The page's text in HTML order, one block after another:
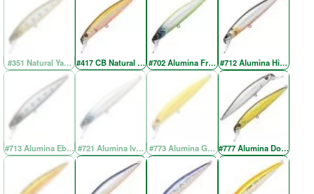
#351 Natural Yamame YE#417 CB Natural Brown#702 Alumina Fresh Green SH#712 Alumina Higenaga
#713 Alumina Ebony Yamame#721 Alumina Ivory Back Silver#773 Alumina Gold Chartreuse
#777 Alumina Doublet-2